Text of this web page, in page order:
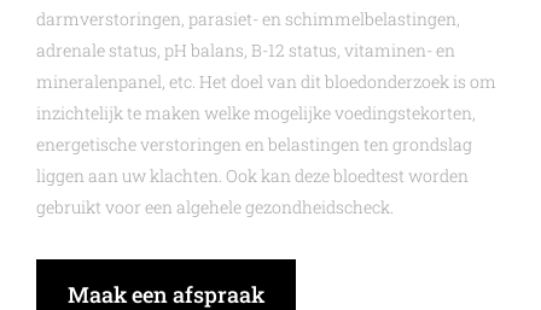
darmverstoringen, parasiet- en schimmelbelastingen,
adrenale status, pH balans, B-12 status, vitaminen- en
mineralenpanel, etc. Het doel van dit bloedonderzoek is om
inzichtelijk te maken welke mogelijke voedingstekorten,
energetische verstoringen en belastingen ten grondslag
liggen aan uw klachten. Ook kan deze bloedtest worden
gebruikt voor een algehele gezondheidscheck.
Maak een afspraak